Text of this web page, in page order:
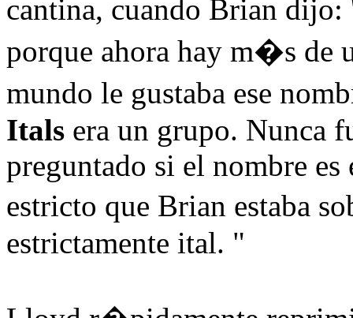
cantina, cuando Brian
porque ahora hay m�s de
mundo le gustaba ese
Itals era un grupo. Nunca
preguntado si el nombre es
estricto que Brian estaba
estrictamente ital. "